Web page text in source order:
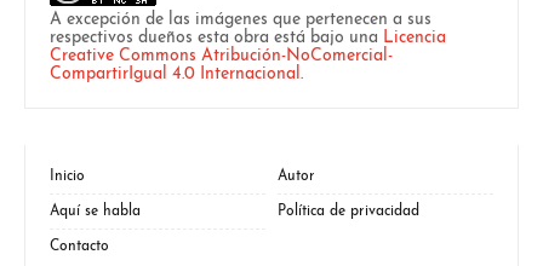
A excepción de las imágenes que pertenecen a sus
respectivos dueños esta obra está bajo una Licencia
Creative Commons Atribución-NoComercial-
CompartirIgual 4.0 Internacional.
Inicio Autor
Aquí se habla Política de privacidad
Contacto